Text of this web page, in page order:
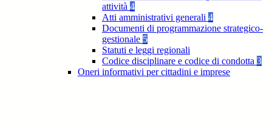
attività 4
Atti amministrativi generali 4
Documenti di programmazione strategico-
gestionale 5
Statuti e leggi regionali
Codice disciplinare e codice di condotta 3
Oneri informativi per cittadini e imprese